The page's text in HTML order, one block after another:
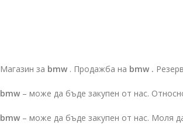
Магазин за bmw . Продажба на bmw .
bmw – може да бъде закупен от нас.
bmw – може да бъде закупен от нас. Моля